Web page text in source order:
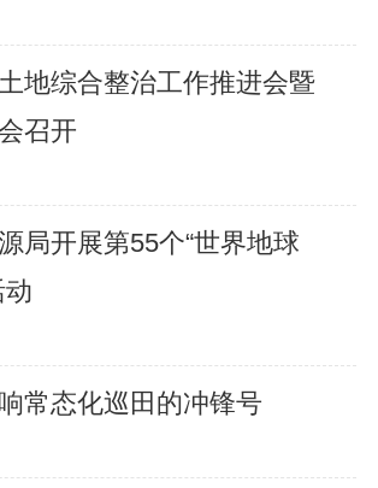
地综合整治工作推进会暨
召开
局开展第55个“世界地球
动
常态化巡田的冲锋号